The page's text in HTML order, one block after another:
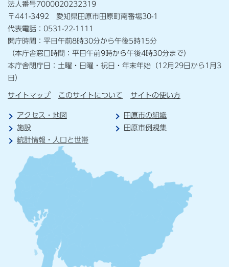
法人番号7000020232319
〒441-3492 愛知県田原市田原町南番場30-1
代表電話：0531-22-1111
開庁時間：平日午前8時30分から午後5時15分
（本庁舎窓口時間：平日午前9時から午後4時30分まで）
本庁舎閉庁日：土曜・日曜・祝日・年末年始（12月29日から1月3
日）
サイトマップ このサイトについて サイトの使い方
アクセス・地図
田原市の組織
施設
田原市例規集
統計情報・人口と世帯